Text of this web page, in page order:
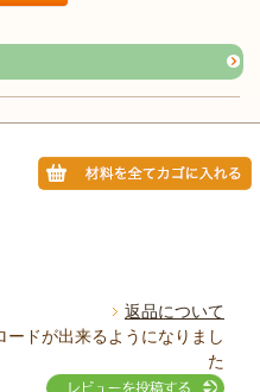
返品について
ードが出来るようになりまし
た